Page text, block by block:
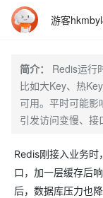
游客
简介：
Redis运行
比如大Key、热
可用。平时可能影
引发访问变慢、接
Redis刚接入业务时
口，加一层缓存后
后，数据库压力也降